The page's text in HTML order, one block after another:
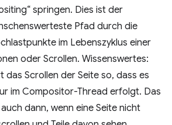
springen. Dies ist der
Pfad durch die
im Lebenszyklus einer
oder Scrollen. Wissenswertes:
das Scrollen der Seite so, dass es
im Compositor-Thread erfolgt. Das
dann, wenn eine Seite nicht